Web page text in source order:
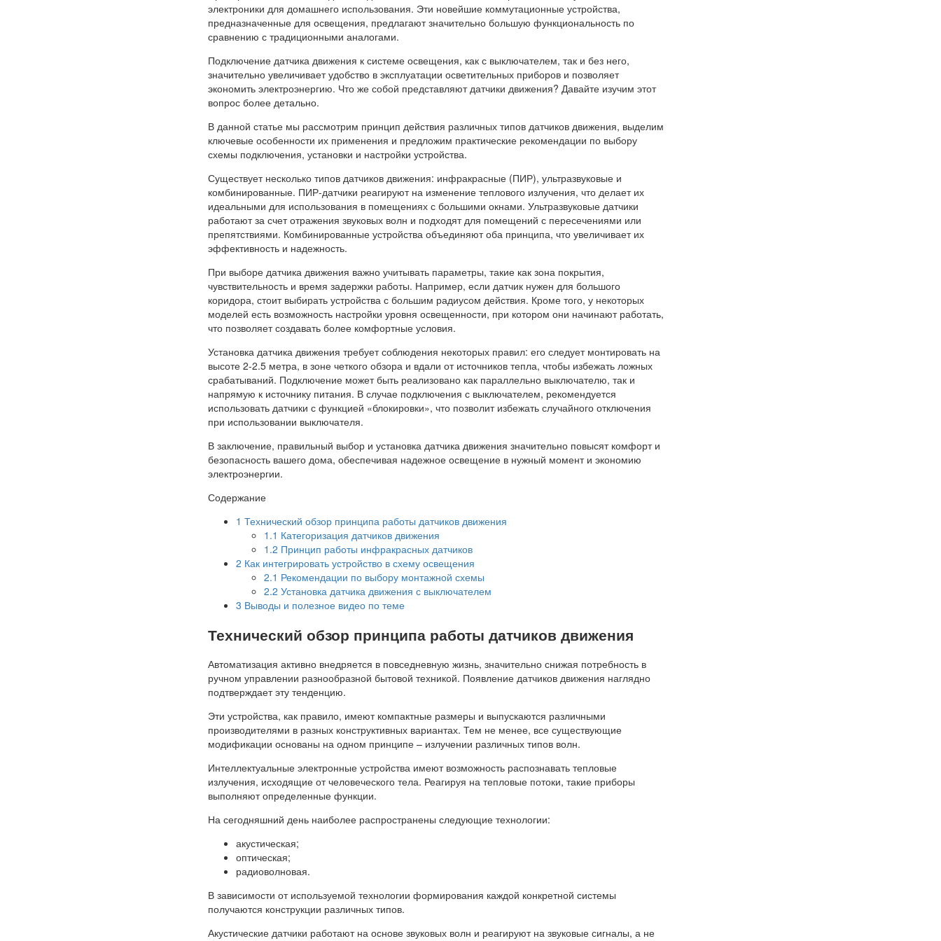
электроники для домашнего использования. Эти новейшие коммутационные устройства,
предназначенные для освещения, предлагают значительно большую функциональность по
сравнению с традиционными аналогами.
Подключение датчика движения к системе освещения, как с выключателем, так и без него,
значительно увеличивает удобство в эксплуатации осветительных приборов и позволяет
экономить электроэнергию. Что же собой представляют датчики движения? Давайте изучим этот
вопрос более детально.
В данной статье мы рассмотрим принцип действия различных типов датчиков движения, выделим
ключевые особенности их применения и предложим практические рекомендации по выбору
схемы подключения, установки и настройки устройства.
Существует несколько типов датчиков движения: инфракрасные (ПИР), ультразвуковые и
комбинированные. ПИР-датчики реагируют на изменение теплового излучения, что делает их
идеальными для использования в помещениях с большими окнами. Ультразвуковые датчики
работают за счет отражения звуковых волн и подходят для помещений с пересечениями или
препятствиями. Комбинированные устройства объединяют оба принципа, что увеличивает их
эффективность и надежность.
При выборе датчика движения важно учитывать параметры, такие как зона покрытия,
чувствительность и время задержки работы. Например, если датчик нужен для большого
коридора, стоит выбирать устройства с большим радиусом действия. Кроме того, у некоторых
моделей есть возможность настройки уровня освещенности, при котором они начинают работать,
что позволяет создавать более комфортные условия.
Установка датчика движения требует соблюдения некоторых правил: его следует монтировать на
высоте 2-2.5 метра, в зоне четкого обзора и вдали от источников тепла, чтобы избежать ложных
срабатываний. Подключение может быть реализовано как параллельно выключателю, так и
напрямую к источнику питания. В случае подключения с выключателем, рекомендуется
использовать датчики с функцией «блокировки», что позволит избежать случайного отключения
при использовании выключателя.
В заключение, правильный выбор и установка датчика движения значительно повысят комфорт и
безопасность вашего дома, обеспечивая надежное освещение в нужный момент и экономию
электроэнергии.
Содержание
1 Технический обзор принципа работы датчиков движения
1.1 Категоризация датчиков движения
1.2 Принцип работы инфракрасных датчиков
2 Как интегрировать устройство в схему освещения
2.1 Рекомендации по выбору монтажной схемы
2.2 Установка датчика движения с выключателем
3 Выводы и полезное видео по теме
Технический обзор принципа работы датчиков движения
Автоматизация активно внедряется в повседневную жизнь, значительно снижая потребность в
ручном управлении разнообразной бытовой техникой. Появление датчиков движения наглядно
подтверждает эту тенденцию.
Эти устройства, как правило, имеют компактные размеры и выпускаются различными
производителями в разных конструктивных вариантах. Тем не менее, все существующие
модификации основаны на одном принципе – излучении различных типов волн.
Интеллектуальные электронные устройства имеют возможность распознавать тепловые
излучения, исходящие от человеческого тела. Реагируя на тепловые потоки, такие приборы
выполняют определенные функции.
На сегодняшний день наиболее распространены следующие технологии:
акустическая;
оптическая;
радиоволновая.
В зависимости от используемой технологии формирования каждой конкретной системы
получаются конструкции различных типов.
Акустические датчики работают на основе звуковых волн и реагируют на звуковые сигналы, а не